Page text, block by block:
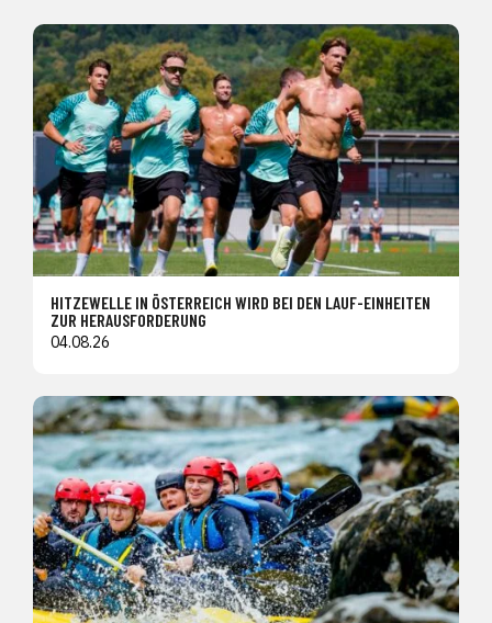
HITZEWELLE IN ÖSTERREICH WIRD BEI DEN LAUF-EINHEITEN
ZUR HERAUSFORDERUNG
04.08.26